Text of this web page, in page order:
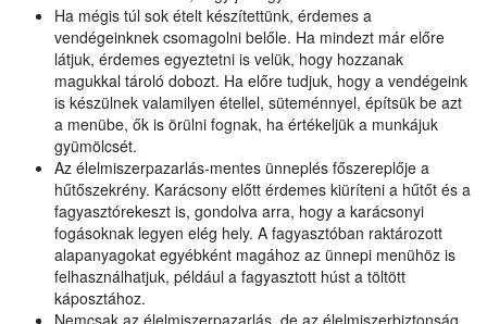
Ha mégis túl sok ételt készítettünk, érdemes a
vendégeinknek csomagolni belőle. Ha mindezt már előre
látjuk, érdemes egyeztetni is velük, hogy hozzanak
magukkal tároló dobozt. Ha előre tudjuk, hogy a vendégeink
is készülnek valamilyen étellel, süteménnyel, építsük be azt
a menübe, ők is örülni fognak, ha értékeljük a munkájuk
gyümölcsét.
Az élelmiszerpazarlás-mentes ünneplés főszereplője a
hűtőszekrény. Karácsony előtt érdemes kiüríteni a hűtőt és a
fagyasztórekeszt is, gondolva arra, hogy a karácsonyi
fogásoknak legyen elég hely. A fagyasztóban raktározott
alapanyagokat egyébként magához az ünnepi menühöz is
felhasználhatjuk, például a fagyasztott húst a töltött
káposztához.